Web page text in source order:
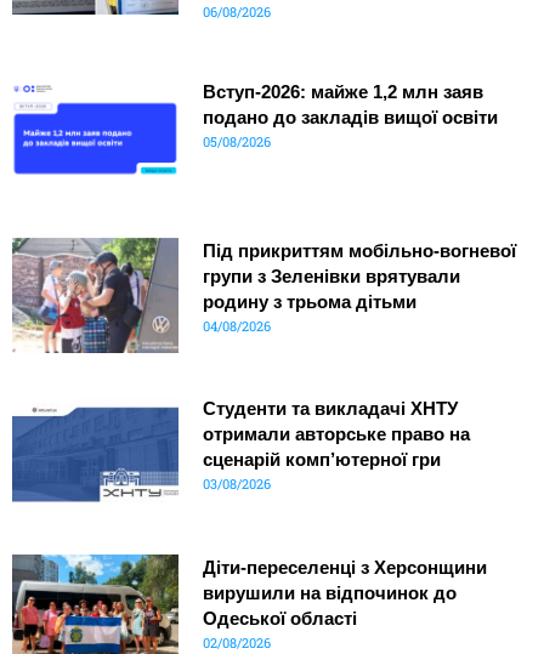
06/08/2026
Вступ-2026: майже 1,2 млн заяв
подано до закладів вищої освіти
05/08/2026
Під прикриттям мобільно-вогневої
групи з Зеленівки врятували
родину з трьома дітьми
04/08/2026
Студенти та викладачі ХНТУ
отримали авторське право на
сценарій комп’ютерної гри
03/08/2026
Діти-переселенці з Херсонщини
вирушили на відпочинок до
Одеської області
02/08/2026